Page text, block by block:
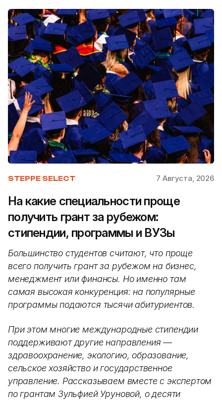
STEPPE SELECT 7 Августа, 2026
На какие специальности проще
получить грант за рубежом:
стипендии, программы и ВУЗы
Большинство студентов считают, что проще
всего получить грант за рубежом на бизнес,
менеджмент или финансы. Но именно там
самая высокая конкуренция: на популярные
программы подаются тысячи абитуриентов.
При этом многие международные стипендии
поддерживают другие направления —
здравоохранение, экологию, образование,
сельское хозяйство и государственное
управление. Рассказываем вместе с экспертом
по грантам Зульфией Уруновой, о десяти